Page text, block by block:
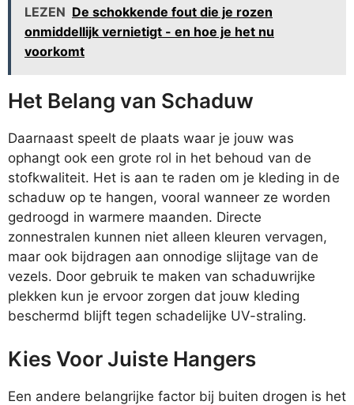
LEZEN De schokkende fout die je rozen
onmiddellijk vernietigt - en hoe je het nu
voorkomt
Het Belang van Schaduw
Daarnaast speelt de plaats waar je jouw was
ophangt ook een grote rol in het behoud van de
stofkwaliteit. Het is aan te raden om je kleding in de
schaduw op te hangen, vooral wanneer ze worden
gedroogd in warmere maanden. Directe
zonnestralen kunnen niet alleen kleuren vervagen,
maar ook bijdragen aan onnodige slijtage van de
vezels. Door gebruik te maken van schaduwrijke
plekken kun je ervoor zorgen dat jouw kleding
beschermd blijft tegen schadelijke UV-straling.
Kies Voor Juiste Hangers
Een andere belangrijke factor bij buiten drogen is het